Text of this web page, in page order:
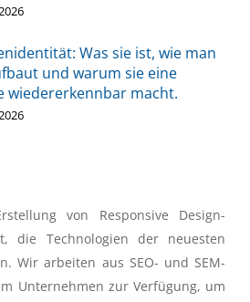
Was sie ist, wie man
und warum sie eine
wiedererkennbar macht.
von Responsive Design-
die Technologien der neuesten
Wir arbeiten aus SEO- und SEM-
Unternehmen zur Verfügung, um